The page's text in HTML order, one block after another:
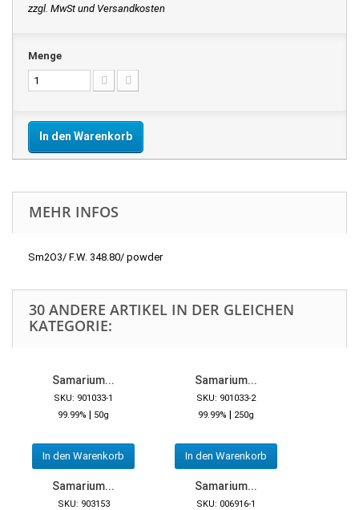
zzgl. MwSt und Versandkosten
Menge
In den Warenkorb
MEHR INFOS
Sm2O3/ F.W. 348.80/ powder
30 ANDERE ARTIKEL IN DER GLEICHEN
KATEGORIE:
Samarium...
SKU: 901033-1
99.99% | 50g
In den Warenkorb
Samarium...
SKU: 901033-2
99.99% | 250g
In den Warenkorb
Samarium...
SKU: 903153
Samarium...
SKU: 006916-1